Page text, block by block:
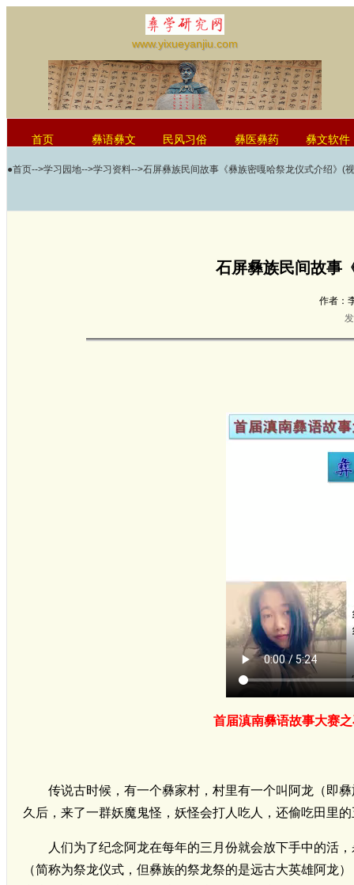
www.yixueyanjiu.com
首页 彝语彝文 民风习俗 彝医彝药 彝文软件
●首页-->学习园地-->学习资料-->石屏彝族民间故事《彝族密嘎哈祭龙仪式介绍》(
石屏彝族民间故事
作者：
首届滇南彝语故事大赛
传说古时候，有一个彝家村，村里有一个叫阿龙（即
久后，来了一群妖魔鬼怪，妖怪会打人吃人，还偷吃田里
人们为了纪念阿龙在每年的三月份就会放下手中的活
（简称为祭龙仪式，但彝族的祭龙祭的是远古大英雄阿龙